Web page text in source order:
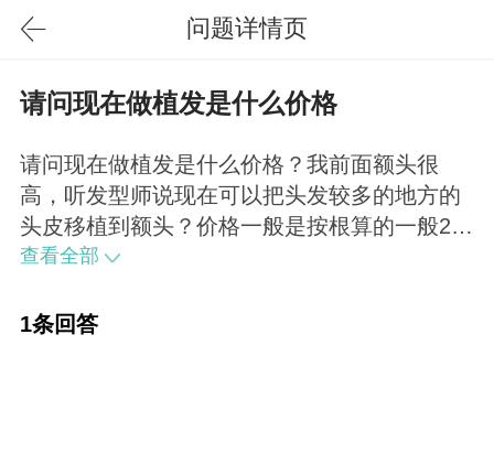
问题详情页
请问现在做植发是什么价格
请问现在做植发是什么价格？我前面额头很
高，听发型师说现在可以把头发较多的地方的
头皮移植到额头？价格一般是按根算的一般25-
50一根，也有按面积来算的，没有风险。风险
查看全部
1条回答